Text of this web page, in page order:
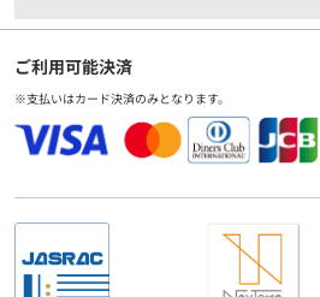
ご利用可能決済
※支払いはカード決済のみとなります。